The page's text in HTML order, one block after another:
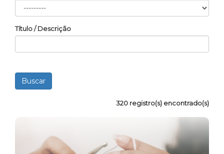
Título / Descrição
320 registro(s) encontrado(s)